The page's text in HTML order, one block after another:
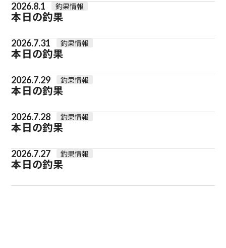
2026.8.1 釣果情報
本日の釣果
2026.7.31 釣果情報
本日の釣果
2026.7.29 釣果情報
本日の釣果
2026.7.28 釣果情報
本日の釣果
2026.7.27 釣果情報
本日の釣果